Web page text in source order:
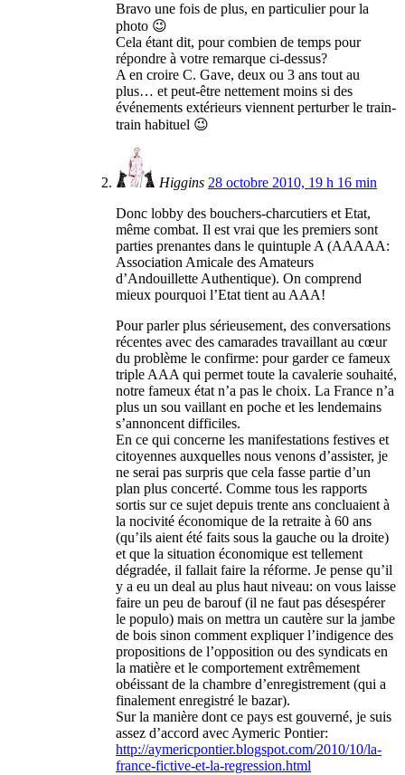
Bravo une fois de plus, en particulier pour la
photo 😉
Cela étant dit, pour combien de temps pour
répondre à votre remarque ci-dessus?
A en croire C. Gave, deux ou 3 ans tout au
plus… et peut-être nettement moins si des
événements extérieurs viennent perturber le train-
train habituel 😉
Higgins 28 octobre 2010, 19 h 16 min
Donc lobby des bouchers-charcutiers et Etat,
même combat. Il est vrai que les premiers sont
parties prenantes dans le quintuple A (AAAAA:
Association Amicale des Amateurs
d’Andouillette Authentique). On comprend
mieux pourquoi l’Etat tient au AAA!
Pour parler plus sérieusement, des conversations
récentes avec des camarades travaillant au cœur
du problème le confirme: pour garder ce fameux
triple AAA qui permet toute la cavalerie souhaité,
notre fameux état n’a pas le choix. La France n’a
plus un sou vaillant en poche et les lendemains
s’annoncent difficiles.
En ce qui concerne les manifestations festives et
citoyennes auxquelles nous venons d’assister, je
ne serai pas surpris que cela fasse partie d’un
plan plus concerté. Comme tous les rapports
sortis sur ce sujet depuis trente ans concluaient à
la nocivité économique de la retraite à 60 ans
(qu’ils aient été faits sous la gauche ou la droite)
et que la situation économique est tellement
dégradée, il fallait faire la réforme. Je pense qu’il
y a eu un deal au plus haut niveau: on vous laisse
faire un peu de barouf (il ne faut pas désespérer
le populo) mais on mettra un cautère sur la jambe
de bois sinon comment expliquer l’indigence des
propositions de l’opposition ou des syndicats en
la matière et le comportement extrêmement
obéissant de la chambre d’enregistrement (qui a
finalement enregistré le bazar).
Sur la manière dont ce pays est gouverné, je suis
assez d’accord avec Aymeric Pontier:
http://aymericpontier.blogspot.com/2010/10/la-
france-fictive-et-la-regression.html